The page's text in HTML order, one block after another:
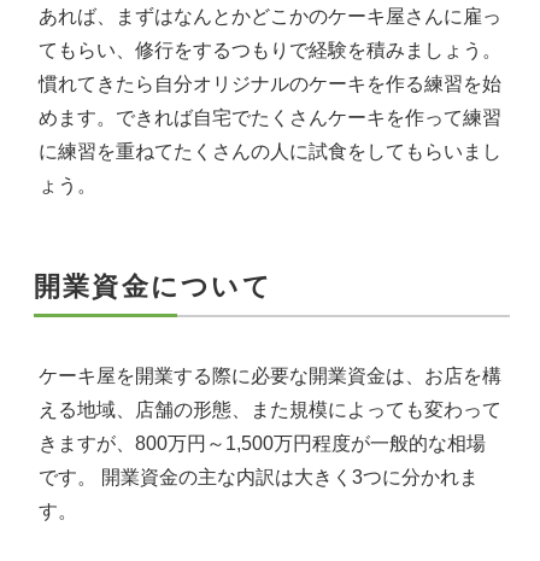
あれば、まずはなんとかどこかのケーキ屋さんに雇っ
てもらい、修行をするつもりで経験を積みましょう。
慣れてきたら自分オリジナルのケーキを作る練習を始
めます。できれば自宅でたくさんケーキを作って練習
に練習を重ねてたくさんの人に試食をしてもらいまし
ょう。
開業資金について
ケーキ屋を開業する際に必要な開業資金は、お店を構
える地域、店舗の形態、また規模によっても変わって
きますが、800万円～1,500万円程度が一般的な相場
です。 開業資金の主な内訳は大きく3つに分かれま
す。